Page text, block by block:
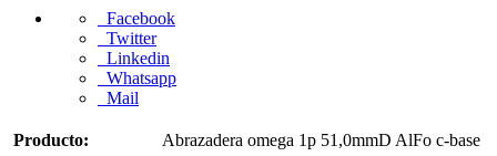
Facebook
Twitter
Linkedin
Whatsapp
Mail
Producto:
Abrazadera omega 1p 51,0mmD AlFo c-base